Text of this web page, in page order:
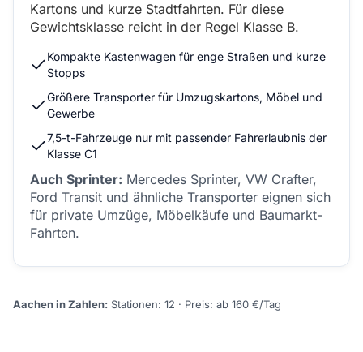
Kartons und kurze Stadtfahrten. Für diese
Gewichtsklasse reicht in der Regel Klasse B.
Kompakte Kastenwagen für enge Straßen und kurze
Stopps
Größere Transporter für Umzugskartons, Möbel und
Gewerbe
7,5-t-Fahrzeuge nur mit passender Fahrerlaubnis der
Klasse C1
Auch Sprinter: Mercedes Sprinter, VW Crafter,
Ford Transit und ähnliche Transporter eignen sich
für private Umzüge, Möbelkäufe und Baumarkt-
Fahrten.
Aachen in Zahlen: Stationen: 12 · Preis: ab 160 €/Tag